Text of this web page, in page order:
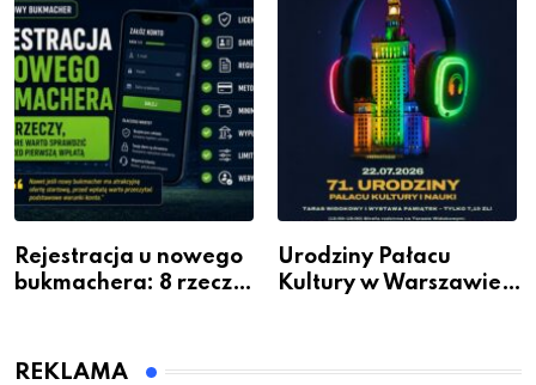
Rejestracja u nowego
bukmachera: 8 rzeczy,
Urodziny Pałacu
Kultury w Warszawie –
REKLAMA